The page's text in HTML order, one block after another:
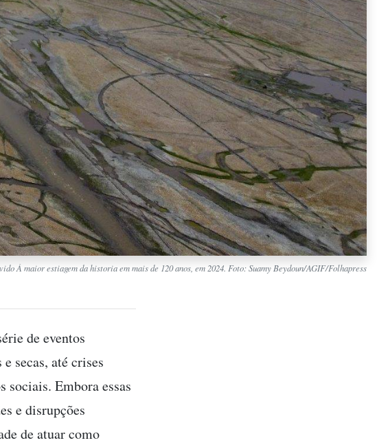
À maior estiagem da historia em mais de 120 anos, em 2024. Foto: Suamy Beydoun/AGIF/Folhapress
de eventos
secas, até crises
sociais. Embora essas
e disrupções
de atuar como